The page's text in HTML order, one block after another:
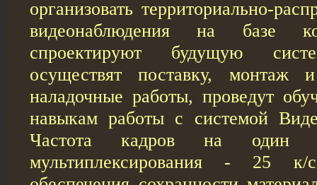
организовать территориально-
видеонаблюдения на базе
спроектируют будущую
осуществят поставку, монтаж
наладочные работы, проведут
навыкам работы с системой
Частота кадров на один
мультиплексирования - 25